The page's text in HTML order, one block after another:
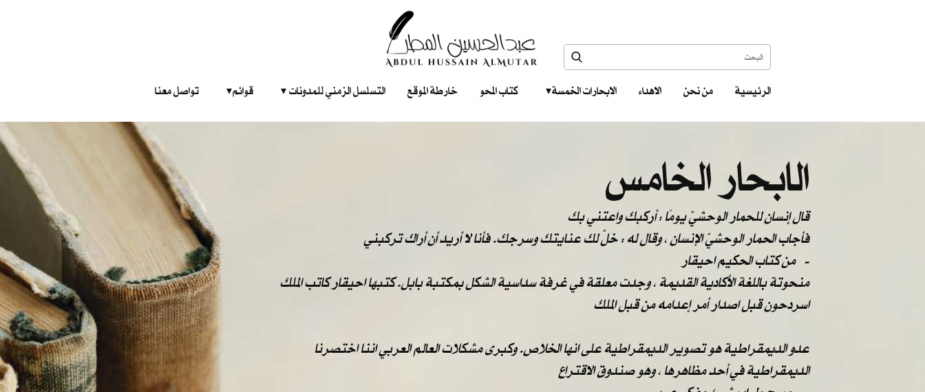
الرئيسية من نحن الاهداء الابحارات الخمسة ‎ ‎ ‎ كتاب المحو خارطة الموقع التسلسل الزمني للمدونات‎ ‎ ‎ ‎ ‎ قوائم‎ ‎ ‎ ‎ تواصل معنا
الابحار الخامس
قال إنسان للحمار الوحشيّ يومًا : أركبك واعتني بك
فأجاب الحمار الوحشيّ الإنسان ، وقال له : خلّ لك عنايتك وسرجك. فأنا لا أريد أن أراك تركبني
من كتاب الحكيم احيقار -
منحوتة باللغة الأكادية القديمة ، وجدت معلقة في غرفة سداسية الشكل بمكتبة بابل. كتبها احيقار كاتب الملك
اسردحون قبل اصدار أمر إعدامه من قبل الملك
عدو الديمقراطية هو تصوير الديمقراطية على انها الخلاص. وكبرى مشكلات العالم العربي اننا اختصرنا
الديمقراطية في أحد مظاهرها ، وهو صندوق الاقتراع